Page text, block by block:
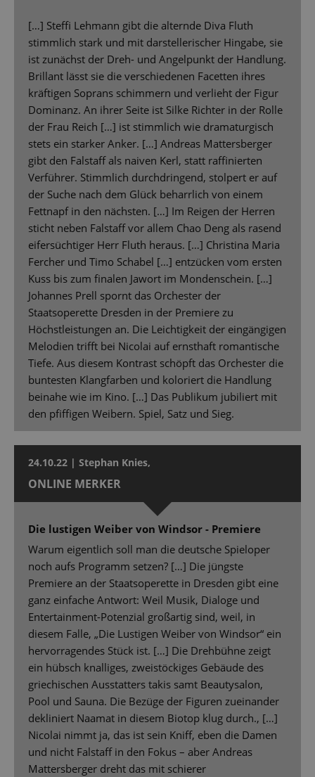
[…] Steffi Lehmann gibt die alternde Diva Fluth
stimmlich stark und mit darstellerischer Hingabe, sie
ist zunächst der Dreh- und Angelpunkt der Handlung.
Brillant lässt sie die verschiedenen Facetten ihres
kräftigen Soprans schimmern und verlieht der Figur
Dominanz. An ihrer Seite ist Silke Richter in der Rolle
der Frau Reich […] ist stimmlich wie dramaturgisch
stets ein starker Anker. […] Andreas Mattersberger
gibt den Falstaff als naiven Kerl, statt raffinierten
Verführer. Stimmlich durchdringend, stolpert er auf
der Suche nach dem Glück beharrlich von einem
Fettnapf in den nächsten. […] Im Reigen der Herren
sticht neben Falstaff vor allem Chao Deng als rasend
eifersüchtiger Herr Fluth heraus. […] Christina Maria
Fercher und Timo Schabel […] entzücken vom ersten
Kuss bis zum finalen Jawort im Mondenschein. […]
Johannes Prell spornt das Orchester der
Staatsoperette Dresden in der Premiere zu
Höchstleistungen an. Die Leichtigkeit der eingängigen
Melodien trifft bei Nicolai auf ernsthaft romantische
Tiefe. Aus diesem Kontrast schöpft das Orchester die
buntesten Klangfarben und koloriert die Handlung
beinahe wie im Kino. […] Das Publikum jubiliert mit
den pfiffigen Weibern. Spiel, Satz und Sieg.
24.10.22 | Stephan Knies,
ONLINE MERKER
Die lustigen Weiber von Windsor - Premiere
Warum eigentlich soll man die deutsche Spieloper
noch aufs Programm setzen? […] Die jüngste
Premiere an der Staatsoperette in Dresden gibt eine
ganz einfache Antwort: Weil Musik, Dialoge und
Entertainment-Potenzial großartig sind, weil, in
diesem Falle, „Die Lustigen Weiber von Windsor“ ein
hervorragendes Stück ist. […] Die Drehbühne zeigt
ein hübsch knalliges, zweistöckiges Gebäude des
griechischen Ausstatters takis samt Beautysalon,
Pool und Sauna. Die Bezüge der Figuren zueinander
dekliniert Naamat in diesem Biotop klug durch., […]
Nicolai nimmt ja, das ist sein Kniff, eben die Damen
und nicht Falstaff in den Fokus – aber Andreas
Mattersberger dreht das mit schierer